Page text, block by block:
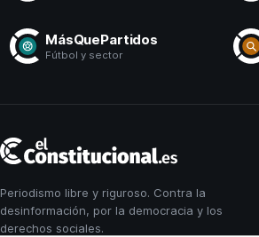
MásQuePartidos
Fútbol y sector
Periodismo libre y riguroso. Contra la
desinformación, por la democracia y los
derechos sociales.